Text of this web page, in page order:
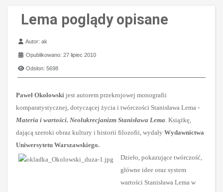
Lema poglądy opisane
Szczegóły
Autor:ak
Opublikowano: 27 lipiec 2010
Odsłon: 5698
Paweł Okołowski jest autorem przekrojowej monografii
komparatystycznej, dotyczącej życia i twórczości Stanisława Lema -
Materia i wartości. Neolukrecjanizm Stanisława Lema. Książkę,
dającą szeroki obraz kultury i historii filozofii, wydały Wydawnictwa
Uniwersytetu Warszawskiego.
Dzieło, pokazujące twórczość,
główne idee oraz system
wartości Stanisława Lema w